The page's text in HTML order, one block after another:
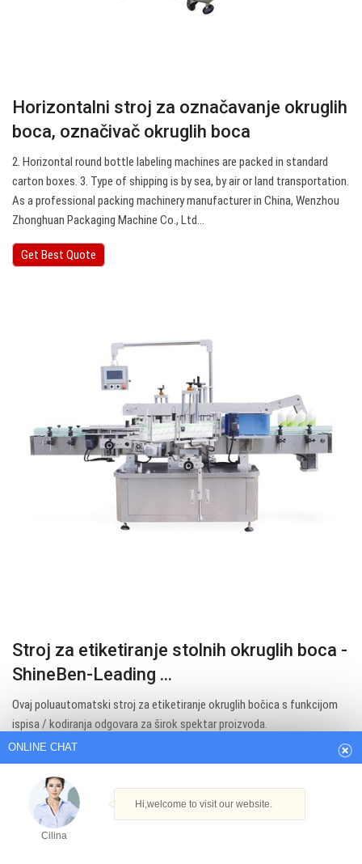
Horizontalni stroj za označavanje okruglih
boca, označivač okruglih boca
2. Horizontal round bottle labeling machines are packed in standard
carton boxes. 3. Type of shipping is by sea, by air or land transportation.
As a professional packing machinery manufacturer in China, Wenzhou
Zhonghuan Packaging Machine Co., Ltd…
Get Best Quote
Stroj za etiketiranje stolnih okruglih boca -
ShineBen-Leading ...
Ovaj poluautomatski stroj za etiketiranje okruglih bočica s funkcijom
ispisa / kodiranja odgovara za širok spektar proizvoda.
ONLINE CHAT
Hi,welcome to visit our website.
Cilina